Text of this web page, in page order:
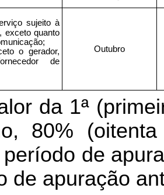
sujeito à
exceto quanto
o gerador,
de
Outubro
da 1ª
80%
de
de apuração